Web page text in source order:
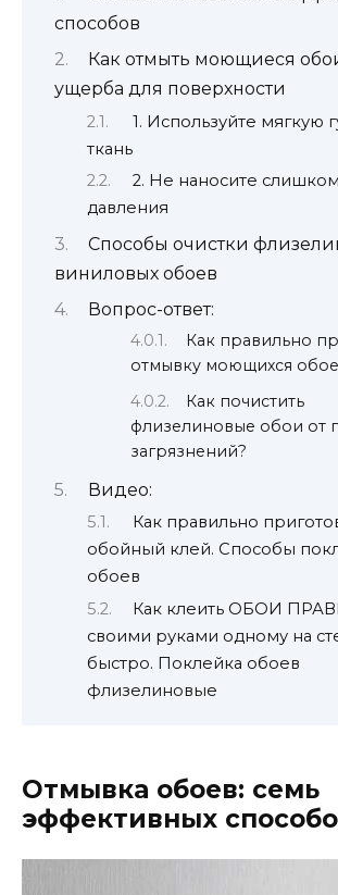
способов
Как отмыть моющиеся
ущерба для поверхности
1. Используйте мягкую
ткань
2. Не наносите
давления
Способы очистки
виниловых обоев
Вопрос-ответ:
Как правильно
отмывку моющихся
Как почистить
флизелиновые обои от
загрязнений?
Видео:
Как правильно
обойный клей. Способы
обоев
Как клеить ОБОИ
своими руками одному на
быстро. Поклейка обоев
флизелиновые
Отмывка обоев: семь
эффективных